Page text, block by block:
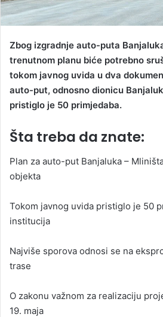
Zbog izgradnje auto-puta
trenutnom planu biće potrebno
tokom javnog uvida u dva
auto-put, odnosno dionicu
pristiglo je 50 primjedaba.
Šta treba da znate:
Plan za auto-put Banjaluka –
objekta
Tokom javnog uvida pristiglo je 50
institucija
Najviše sporova odnosi se na
trase
O zakonu važnom za realizaciju
19. maja